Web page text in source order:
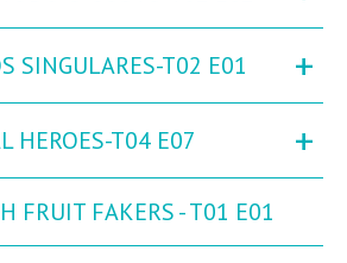
SINGULARES-T02 E01 +
HEROES-T04 E07 +
FRUIT FAKERS - T01 E01